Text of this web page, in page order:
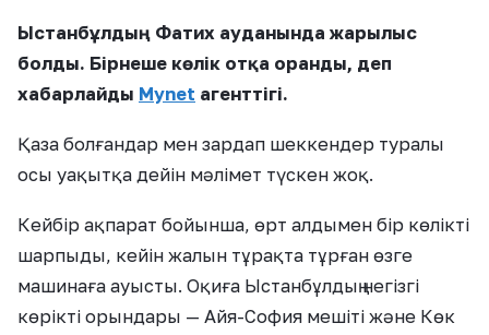
Ыстанбұлдың Фатих ауданында жарылыс
болды. Бірнеше көлік отқа оранды, деп
хабарлайды Mynet агенттігі.
Қаза болғандар мен зардап шеккендер туралы
осы уақытқа дейін мәлімет түскен жоқ.
Кейбір ақпарат бойынша, өрт алдымен бір көлікті
шарпыды, кейін жалын тұрақта тұрған өзге
машинаға ауысты. Оқиға Ыстанбұлдың негізгі
көрікті орындары — Айя-София мешіті және Көк